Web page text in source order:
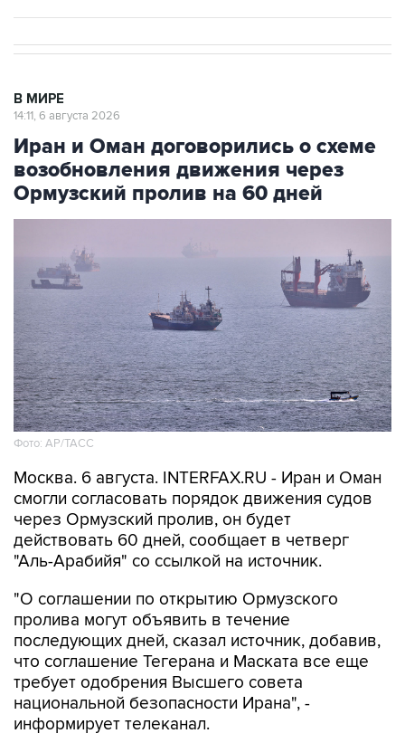
Иран и Оман договорились о схеме
возобновления движения через
Ормузский пролив на 60 дней
Фото: AP/ТАСС
Москва. 6 августа. INTERFAX.RU - Иран и Оман
через Ормузский пролив, он будет
действовать 60 дней, сообщает в четверг
"Аль-Арабийя" со ссылкой на источник.
"О соглашении по открытию Ормузского
последующих дней, сказал источник, добавив,
что соглашение Тегерана и Маската все еще
требует одобрения Высшего совета
национальной безопасности Ирана", -
информирует телеканал.
"Источник продолжил, что предложенное